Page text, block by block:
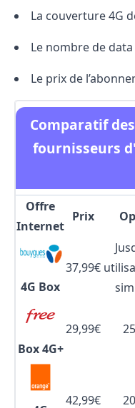
La couverture 4G
Le nombre de data
Le prix de
Comparatif
fournisseurs
Offre
Internet
Prix
4G Box
37,99€
Box 4G+
29,99€
42,99€